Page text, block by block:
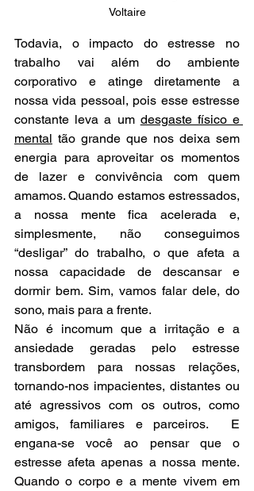
Voltaire
Todavia, o impacto do estresse no
trabalho vai além do ambiente
corporativo e atinge diretamente a
nossa vida pessoal, pois esse estresse
constante leva a um desgaste físico e
mental tão grande que nos deixa sem
energia para aproveitar os momentos
de lazer e convivência com quem
amamos. Quando estamos estressados,
a nossa mente fica acelerada e,
simplesmente, não conseguimos
“desligar” do trabalho, o que afeta a
nossa capacidade de descansar e
dormir bem. Sim, vamos falar dele, do
sono, mais para a frente.
Não é incomum que a irritação e a
ansiedade geradas pelo estresse
transbordem para nossas relações,
tornando-nos impacientes, distantes ou
até agressivos com os outros, como
amigos, familiares e parceiros.  E
engana-se você ao pensar que o
Quando o corpo e a mente vivem em